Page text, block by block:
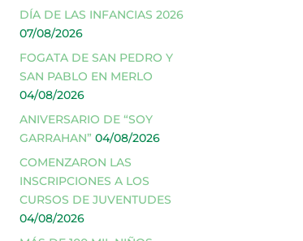
DÍA DE LAS INFANCIAS 2026
07/08/2026
FOGATA DE SAN PEDRO Y
SAN PABLO EN MERLO
04/08/2026
ANIVERSARIO DE “SOY
GARRAHAN” 04/08/2026
COMENZARON LAS
INSCRIPCIONES A LOS
CURSOS DE JUVENTUDES
04/08/2026